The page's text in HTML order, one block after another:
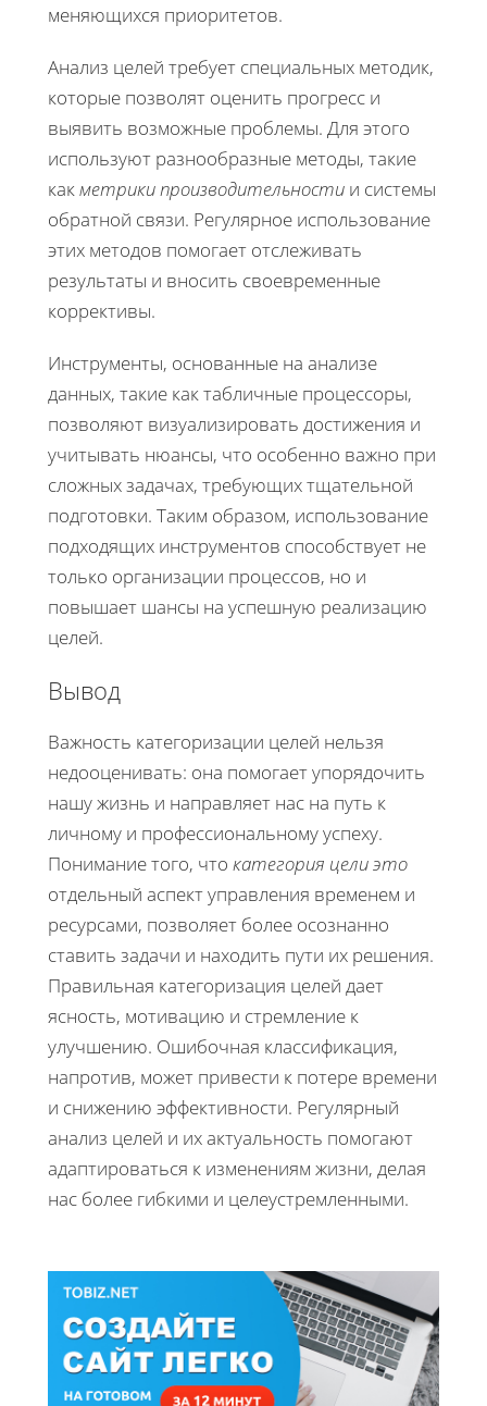
меняющихся приоритетов.
Анализ целей требует специальных методик,
которые позволят оценить прогресс и
выявить возможные проблемы. Для этого
используют разнообразные методы, такие
какметрики производительности и системы
обратной связи. Регулярное использование
этих методов помогает отслеживать
результаты и вносить своевременные
коррективы.
Инструменты, основанные на анализе
данных, такие как табличные процессоры,
позволяют визуализировать достижения и
учитывать нюансы, что особенно важно при
сложных задачах, требующих тщательной
подготовки. Таким образом, использование
подходящих инструментов способствует не
только организации процессов, но и
повышает шансы на успешную реализацию
целей.
Вывод
Важность категоризации целей нельзя
недооценивать: она помогает упорядочить
нашу жизнь и направляет нас на путь к
личному и профессиональному успеху.
Понимание того, что категория цели это
отдельный аспект управления временем и
ресурсами, позволяет более осознанно
ставить задачи и находить пути их решения.
Правильная категоризация целей дает
ясность, мотивацию и стремление к
улучшению. Ошибочная классификация,
напротив, может привести к потере времени
и снижению эффективности. Регулярный
анализ целей и их актуальность помогают
адаптироваться к изменениям жизни, делая
нас более гибкими и целеустремленными.